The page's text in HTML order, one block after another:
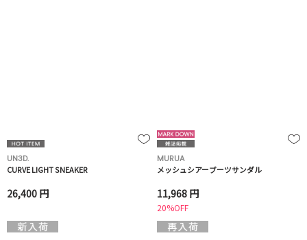
UN3D.
CURVE LIGHT SNEAKER
26,400 円
MURUA
メッシュシアーブーツサンダル
11,968 円
20%OFF